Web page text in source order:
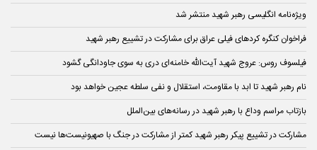
ویژه‌نامه انگلیسی رهبر شهید منتشر شد
فراخوان کنگره کردهای فیلی عراق برای مشارکت در تشییع رهبر شهید
فیلسوف روس: عروج شهید آیت‌الله خامنه‌ای دری به سوی جاودانگی گشود
نام رهبر شهید تا ابد با مقاومت، استقلال و نفی سلطه عجین خواهد بود
بازتاب مراسم وداع با رهبر شهید در رسانه‌های بین‌الملل
مشارکت در تشییع پیکر رهبر شهید کمتر از مشارکت در جنگ با صهیونیست‌ها نیست